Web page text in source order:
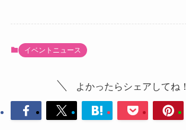
イベントニュース
よかったらシェアしてね！